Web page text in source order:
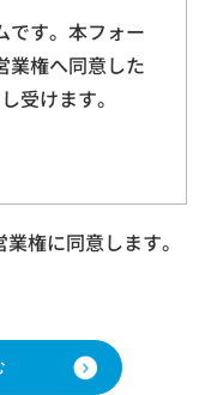
、ご利用環境、
ーザーのIPア
報、端末の個体
に氏名、生年月
ことがありま
どとの間でなさ
る契約は、お客
以下「修理依
の可否等を確認
諾することをも
、当社の任意
ございますの
です。本フォー
業権へ同意した
受けます。
権に同意します。